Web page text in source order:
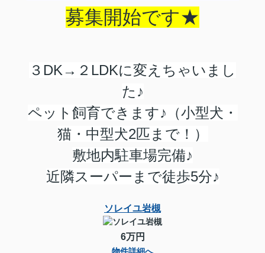
募集開始です★
３DK→２LDKに変えちゃいまし
た♪
ペット飼育できます♪（小型犬・
猫・中型犬2匹まで！）
敷地内駐車場完備♪
近隣スーパーまで徒歩5分♪
ソレイユ岩槻
6万円